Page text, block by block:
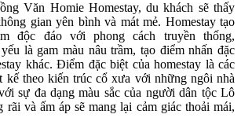
Văn Homie Homestay, du khách sẽ thấy
gian yên bình và mát mẻ. Homestay tạo
độc đáo với phong cách truyền thống,
là gam màu nâu trầm, tạo điểm nhấn đặc
khác. Điểm đặc biệt của homestay là các
kế theo kiến trúc cổ xưa với những ngôi nhà
sự đa dạng màu sắc của người dân tộc Lô
và ấm áp sẽ mang lại cảm giác thoải mái,